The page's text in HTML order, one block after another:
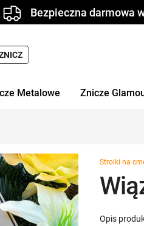
Bezpieczna darmowa
Metalowe Znicze
Stroiki na
Opis